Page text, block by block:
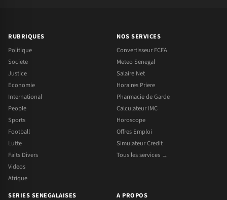
RUBRIQUES
Politique
Societe
Justice
Economie
International
People
Sports
Football
Lutte
Faits Divers
Videos
Afrique
NOS SERVICES
Convertisseur FCFA
Meteo Senegal
Salaire Net
Horaires Priere
Pharmacie de Garde
Calculateur IMC
Horoscope
Offres Emploi
Simulateur Credit
Tous les services →
SERIES SENEGALAISES
A PROPOS